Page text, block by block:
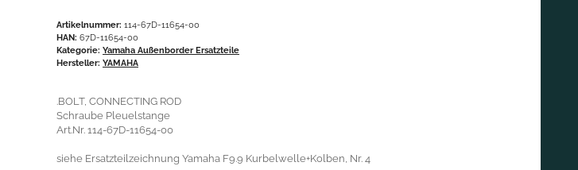
Artikelnummer: 114-67D-11654-00
HAN: 67D-11654-00
Kategorie: Yamaha Außenborder Ersatzteile
Hersteller: YAMAHA
.BOLT, CONNECTING ROD
Schraube Pleuelstange
Art.Nr. 114-67D-11654-00
siehe Ersatzteilzeichnung Yamaha F9.9 Kurbelwelle+Kolben, Nr. 4